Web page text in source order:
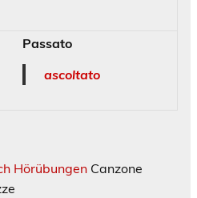
Passato
ascoltato
Hörübungen Canzone